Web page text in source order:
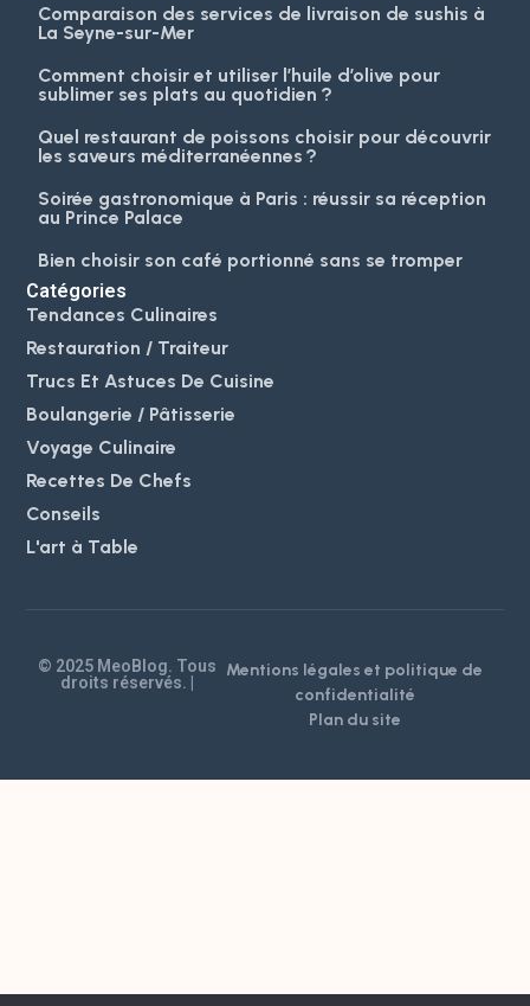
Comparaison des services de livraison de sushis à
La Seyne-sur-Mer
Comment choisir et utiliser l’huile d’olive pour
sublimer ses plats au quotidien ?
Quel restaurant de poissons choisir pour découvrir
les saveurs méditerranéennes ?
Soirée gastronomique à Paris : réussir sa réception
au Prince Palace
Bien choisir son café portionné sans se tromper
Catégories
Tendances Culinaires
Restauration / Traiteur
Trucs Et Astuces De Cuisine
Boulangerie / Pâtisserie
Voyage Culinaire
Recettes De Chefs
Conseils
L'art à Table
© 2025 MeoBlog. Tous
droits réservés. |
Mentions légales et politique de
confidentialité
Plan du site